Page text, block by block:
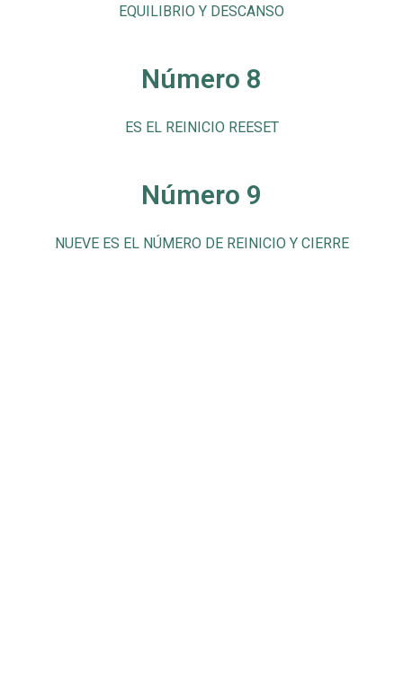
EQUILIBRIO Y DESCANSO
Número 8
ES EL REINICIO REESET
Número 9
NUEVE ES EL NÚMERO DE REINICIO Y CIERRE